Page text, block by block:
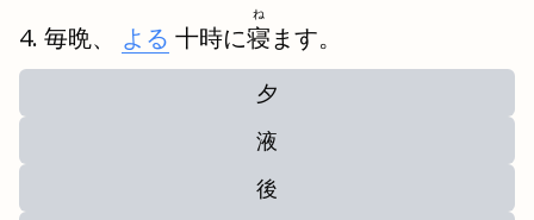
毎晩、 よる 十時に寝
ね
ます。
夕
液
後